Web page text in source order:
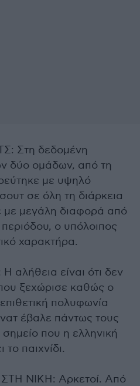
Στη δεδομένη
δύο ομάδων, από τη
με υψηλό
σε όλη τη διάρκεια
με μεγάλη διαφορά από
ο υπόλοιπος
χαρακτήρα.
είναι ότι δεν
ξεχώρισε καθώς ο
πολυφωνία
έβαλε πάντως τους
που η ελληνική
παιχνίδι.
ΝΙΚΗ: Αρκετοί. Από